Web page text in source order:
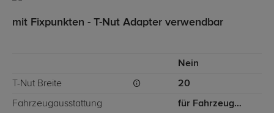
mit Fixpunkten - T-Nut Adapter verwendbar
Nein
T-Nut Breite 20
Fahrzeugausstattung für Fahrzeuge mit Fixpunkten